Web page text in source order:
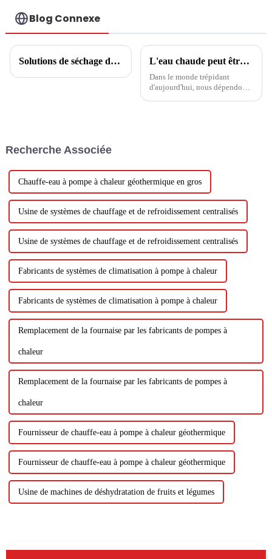
Blog Connexe
Solutions de séchage de céréales et de fruits L'eau chaude peut être utilisée en toutes saisons avec une durée de vie à faible teneur en carbone pour une vie plus sûre
Dans le monde trépidant
d'aujourd'hui, nous dépendons
Recherche Associée
Chauffe-eau à pompe à chaleur géothermique en gros
Usine de systèmes de chauffage et de refroidissement centralisés
Usine de systèmes de chauffage et de refroidissement centralisés
Fabricants de systèmes de climatisation à pompe à chaleur
Fabricants de systèmes de climatisation à pompe à chaleur
Remplacement de la fournaise par les fabricants de pompes à
chaleur
Remplacement de la fournaise par les fabricants de pompes à
chaleur
Fournisseur de chauffe-eau à pompe à chaleur géothermique
Fournisseur de chauffe-eau à pompe à chaleur géothermique
Usine de machines de déshydratation de fruits et légumes